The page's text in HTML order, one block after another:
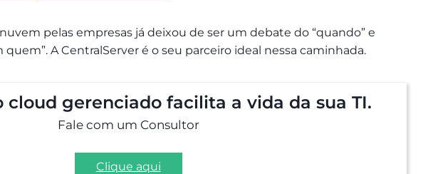
pelas empresas já deixou de ser um debate do “quando” e
quem”. A CentralServer é o seu parceiro ideal nessa caminhada.
cloud gerenciado facilita a vida da sua TI.
Fale com um Consultor
Clique aqui